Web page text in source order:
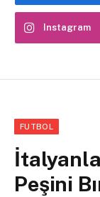
Instagram
FUTBOL
Peşini